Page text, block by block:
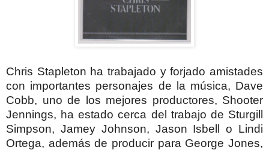
Chris Stapleton ha trabajado y forjado amistades
con importantes personajes de la música, Dave
Cobb, uno de los mejores productores, Shooter
Jennings, ha estado cerca del trabajo de Sturgill
Simpson, Jamey Johnson, Jason Isbell o Lindi
Ortega, además de producir para George Jones,